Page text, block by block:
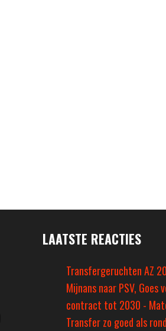
LAATSTE REACTIES
Transfergeruchten AZ
Mijnans naar PSV, Goes
contract tot 2030 -
Transfer zo goed als